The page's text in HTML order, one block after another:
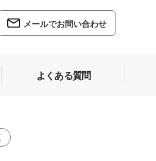
メールでお問い合わせ
よくある質問